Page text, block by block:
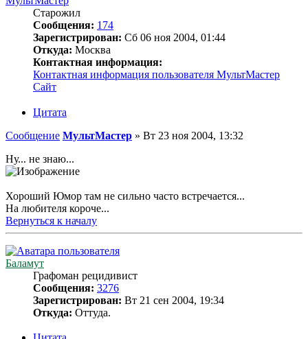
Старожил
Сообщения: 174
Зарегистрирован: Сб 06 ноя 2004, 01:44
Откуда: Москва
Контактная информация:
Контактная информация пользователя МультМастер
Сайт
Цитата
Сообщение МультМастер » Вт 23 ноя 2004, 13:32
Ну... не знаю...
Хороший Юмор там не сильно часто встречается...
На любителя короче...
Вернуться к началу
Баламут
Графоман рецидивист
Сообщения: 3276
Зарегистрирован: Вт 21 сен 2004, 19:34
Откуда: Оттуда.